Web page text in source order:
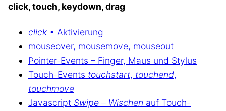
click, touch, keydown, drag
click • Aktivierung
mouseover, mousemove, mouseout
Pointer-Events – Finger, Maus und Stylus
Touch-Events touchstart, touchend,
touchmove
Javascript Swipe – Wischen auf Touch-